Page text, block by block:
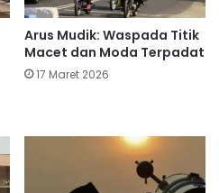
Arus Mudik: Waspada Titik
Macet dan Moda Terpadat
17 Maret 2026